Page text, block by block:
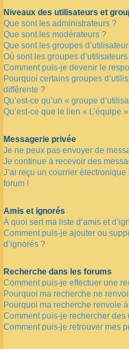
Niveaux des utilisateurs et
Que sont les administrateurs ?
Que sont les modérateurs ?
Que sont les groupes
Où sont les groupes
Comment puis-je devenir le
Pourquoi certains groupes
différente ?
Qu’est-ce qu’un « groupe
Qu’est-ce que le lien « L’équipe
Messagerie privée
Je ne peux pas envoyer de
Je continue à recevoir des
J’ai reçu un courrier
forum !
Amis et ignorés
À quoi sert ma liste d’amis et
Comment puis-je ajouter ou
d’ignorés ?
Recherche dans les forums
Comment puis-je effectuer une
Pourquoi ma recherche ne
Pourquoi ma recherche renvoie
Comment puis-je rechercher des
Comment puis-je retrouver mes